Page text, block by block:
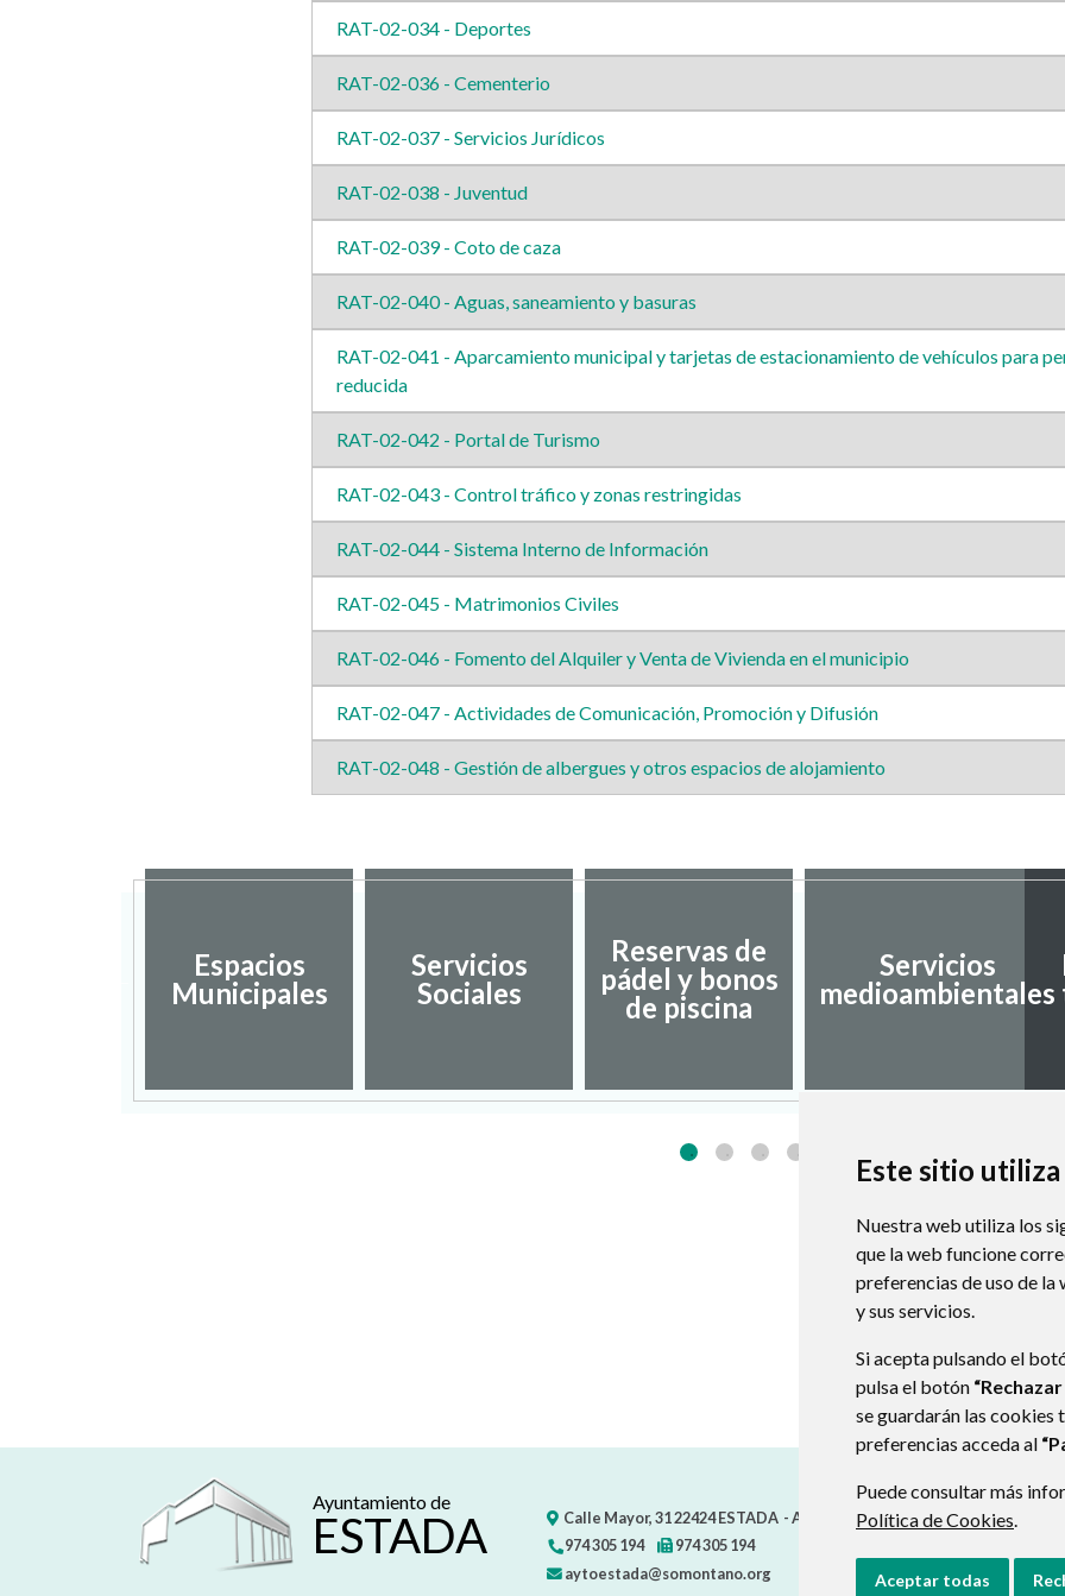
Este sitio
Nuestra web utiliza los
que la web funcione
preferencias de uso de la
y sus servicios.
Si acepta pulsando el
pulsa el botón
se guardarán las cookies
preferencias acceda al
Puede consultar más
Política de Cookies.
Aceptar todas
RAT-02-034 - Deportes
RAT-02-036 - Cementerio
RAT-02-037 - Servicios Jurídicos
RAT-02-038 - Juventud
RAT-02-039 - Coto de caza
RAT-02-040 - Aguas, saneamiento y basuras
RAT-02-041 - Aparcamiento municipal y tarjetas de estacionamiento de vehículos para
reducida
RAT-02-042 - Portal de Turismo
RAT-02-043 - Control tráfico y zonas restringidas
RAT-02-044 - Sistema Interno de Información
RAT-02-045 - Matrimonios Civiles
RAT-02-046 - Fomento del Alquiler y Venta de Vivienda en el municipio
RAT-02-047 - Actividades de Comunicación, Promoción y Difusión
RAT-02-048 - Gestión de albergues y otros espacios de alojamiento
Espacios
Municipales
Servicios
Sociales
Reservas de
pádel y bonos
de piscina
Servicios
medioambientales
Ayuntamiento de
ESTADA Calle Mayor, 3122424ESTADA - ARAGÓN(ESPAÑA)
974 305 194
974 305 194
aytoestada@somontano.org